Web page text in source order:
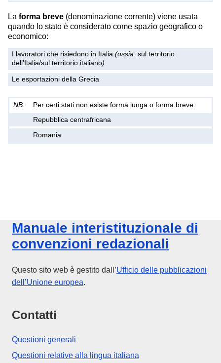
Manuale interistituzionale di
convenzioni redazionali
Questo sito web è gestito dall’Ufficio delle pubblicazioni
dell’Unione europea.
Contatti
Questioni generali
Questioni relative alla lingua italiana